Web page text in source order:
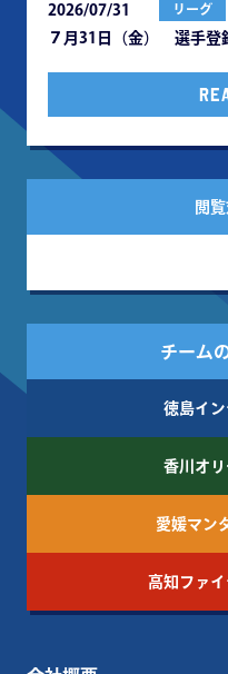
2026/07/31 リーグ
７月31日（金） 選手登
閲
チーム
徳島イ
香川オ
愛媛マン
高知ファ